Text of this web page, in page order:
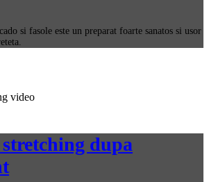
si fasole este un preparat foarte sanatos si usor
dupa